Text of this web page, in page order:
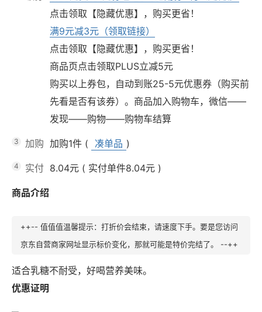
点击领取【隐藏优惠】，购买更省！
满9元减3元（领取链接）
点击领取【隐藏优惠】，购买更省！
商品页点击领取PLUS立减5元
购买以上券包，自动到账25-5元优惠券（购买前
先看是否有该券）。商品加入购物车，微信——
发现——购物——购物车结算
3 加购 加购1件 ( 凑单品 )
4 实付 8.04元 ( 实付单件8.04元 )
商品介绍
++-- 值值值温馨提示：打折价会结束，请速度下手。要是您访问
京东自营商家网址显示标价变化，那就可能是特价完结了。 --++
适合乳糖不耐受，好喝营养美味。
优惠证明